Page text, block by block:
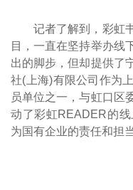
记者了解到，彩虹
目，一直在坚持举办线
出的脚步，但却提供了
社(上海)有限公司作为
员单位之一，与虹口区
动了彩虹READER的
为国有企业的责任和担